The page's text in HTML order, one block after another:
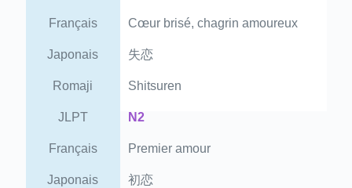
Français Cœur brisé, chagrin amoureux
Japonais 失恋
Romaji Shitsuren
JLPT N2
Français Premier amour
Japonais 初恋